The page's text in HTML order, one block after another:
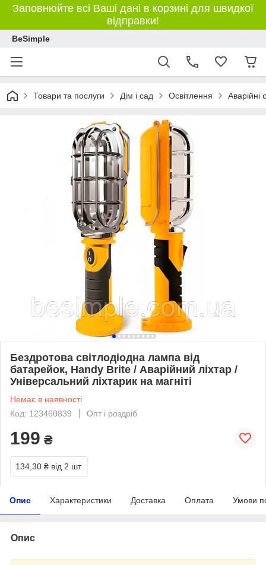
Заповнюйте всі Ваші дані в корзині для швидкої
відправки!
BeSimple
Товари та послуги Дім і сад Освітлення Аварійні
Бездротова світлодіодна лампа від
батарейок, Handy Brite / Аварійний ліхтар /
Універсальний ліхтарик на магніті
Немає в наявності
Код: 123460839
Опт і роздріб
199 ₴
134,30 ₴ від 2 шт.
Опис Характеристики Доставка Оплата Умови
Опис